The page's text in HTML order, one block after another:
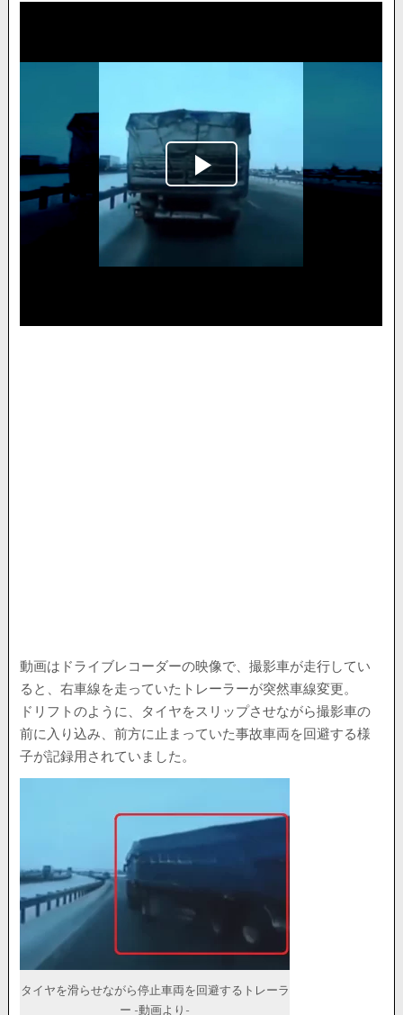
動画はドライブレコーダーの映像で、撮影車が走行してい
ると、右車線を走っていたトレーラーが突然車線変更。
ドリフトのように、タイヤをスリップさせながら撮影車の
前に入り込み、前方に止まっていた事故車両を回避する様
子が記録用されていました。
タイヤを滑らせながら停止車両を回避するトレーラ
ー -動画より-